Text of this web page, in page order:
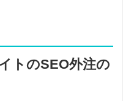
トのSEO外注の